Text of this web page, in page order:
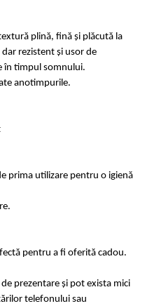
plină, fină și plăcută la
rezistent și usor de
în timpul somnului.
anotimpurile.
prima utilizare pentru o igienă
pentru a fi oferită cadou.
prezentare și pot exista mici
telefonului sau